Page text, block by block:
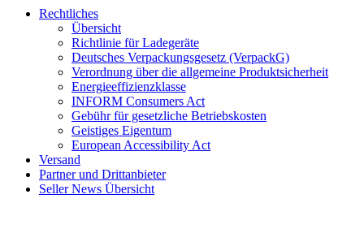
Rechtliches
Übersicht
Richtlinie für Ladegeräte
Deutsches Verpackungsgesetz (VerpackG)
Verordnung über die allgemeine Produktsicherheit
Energieeffizienzklasse
INFORM Consumers Act
Gebühr für gesetzliche Betriebskosten
Geistiges Eigentum
European Accessibility Act
Versand
Partner und Drittanbieter
Seller News Übersicht